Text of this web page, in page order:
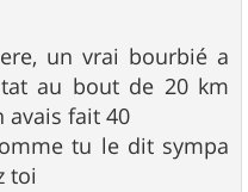
un vrai bourbié a
au bout de 20 km
avais fait 40
tu le dit sympa
toi